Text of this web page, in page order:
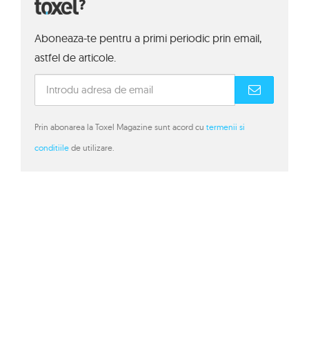
?
Aboneaza-te pentru a primi periodic prin email,
astfel de articole.
Prin abonarea la Toxel Magazine sunt acord cu termenii si
conditiile de utilizare.